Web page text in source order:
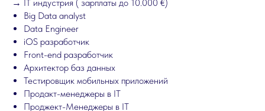
→ IT индустрия ( зарплаты до 10.000 €)
Big Data analyst
Data Engineer
iOS разработчик
Front-end разработчик
Архитектор баз данных
Тестировщик мобильных приложений
Продакт-менеджеры в IT
Проджект-Менеджеры в IT